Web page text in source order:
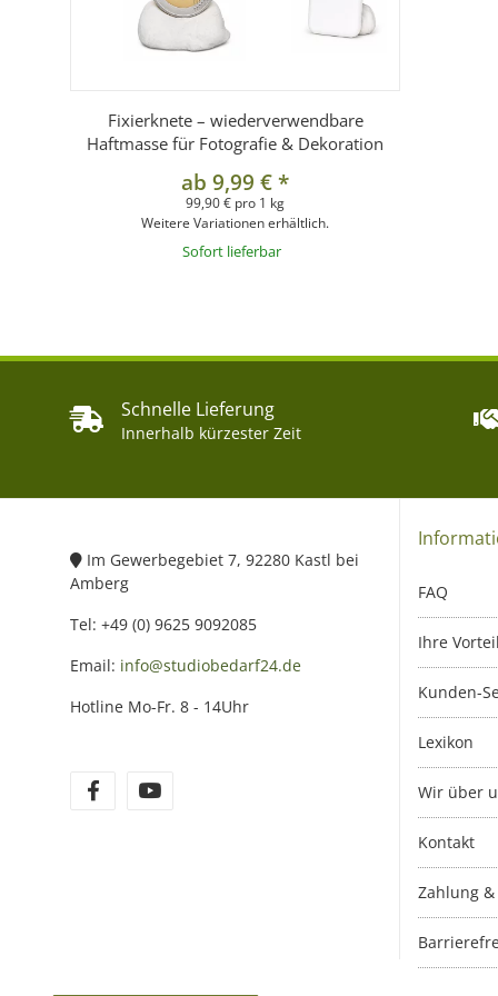
Fixierknete – wiederverwendbare
Haftmasse für Fotografie & Dekoration
ab 9,99 €*
99,90 € pro 1 kg
Weitere Variationen erhältlich.
Sofort lieferbar
Schnelle Lieferung
Innerhalb kürzester Zeit
Im Gewerbegebiet 7, 92280 Kastl bei
Amberg
Tel: +49 (0) 9625 9092085
Email: info@studiobedarf24.de
Hotline Mo-Fr. 8 - 14Uhr
FAQ
Ihre
Kunden-
Lexikon
Wir über
Kontakt
Zahlung &